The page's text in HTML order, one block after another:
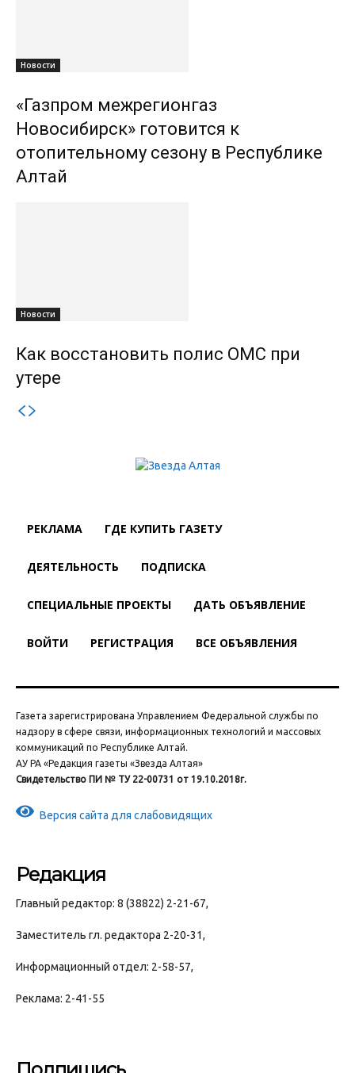
Новости
«Газпром межрегионгаз
Новосибирск» готовится к
отопительному сезону в Республике
Алтай
Новости
Как восстановить полис ОМС при
утере
РЕКЛАМА ГДЕ КУПИТЬ ГАЗЕТУ
ДЕЯТЕЛЬНОСТЬ ПОДПИСКА
СПЕЦИАЛЬНЫЕ ПРОЕКТЫ ДАТЬ ОБЪЯВЛЕНИЕ
ВОЙТИ РЕГИСТРАЦИЯ ВСЕ ОБЪЯВЛЕНИЯ
Газета зарегистрирована Управлением Федеральной службы по
надзору в сфере связи, информационных технологий и массовых
коммуникаций по Республике Алтай.
АУ РА «Редакция газеты «Звезда Алтая»
Свидетельство ПИ № ТУ 22-00731 от 19.10.2018г.
Версия сайта для слабовидящих
Редакция
Главный редактор: 8 (38822) 2-21-67,
Заместитель гл. редактора 2-20-31,
Информационный отдел: 2-58-57,
Реклама: 2-41-55